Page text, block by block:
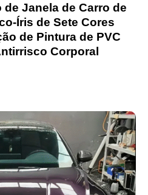
Janela de Carro de
Íris de Sete Cores
de Pintura de PVC
Corporal